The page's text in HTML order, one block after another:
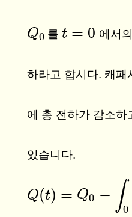
Q0
Q0 를t = 0
t=0 에서
하라고 합시다. 캐패
에 총 전하가 감소하
있습니다.
Q(t) = Q0 − ∫0
Q(t)= Q0 −∫0ti (τ) τ